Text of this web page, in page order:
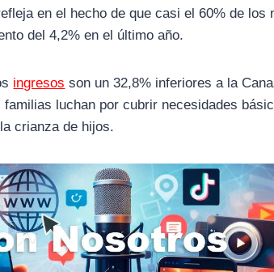
en el hecho de que casi el 60% de los
del 4,2% en el último año.
ingresos son un 32,8% inferiores a la
luchan por cubrir necesidades
crianza de hijos.